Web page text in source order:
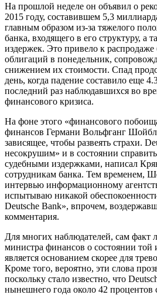
На прошлой неделе он объявил о
2015 году, составившем 5,3
главным образом из-за тяжелого
банка, входящего в его структуру, а
издержек. Это привело к
облигаций в понедельник,
снижением их стоимости. Спад
день, когда падение составило еще
последний раз наблюдавшихся во
финансового кризиса.
На фоне этого «финансового
финансов Германи Вольфганг
зависящее, чтобы развеять страхи.
несокрушим» и в состоянии
судебными издержками, написал
сотрудникам банка. Тем временем,
интервью информационному
испытываю никакой
Deutsche Bank», впрочем,
комментария.
Для многих наблюдателей, сам факт
министра финансов о состоянии
является основанием скорее для
Кроме того, вероятно, эти слова
поскольку стало известно, что
нынешнего года около 42 процентов